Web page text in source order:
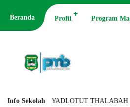
Beranda Profil Program
Info Sekolah
MTs. RIYADLOTUT THALABAH